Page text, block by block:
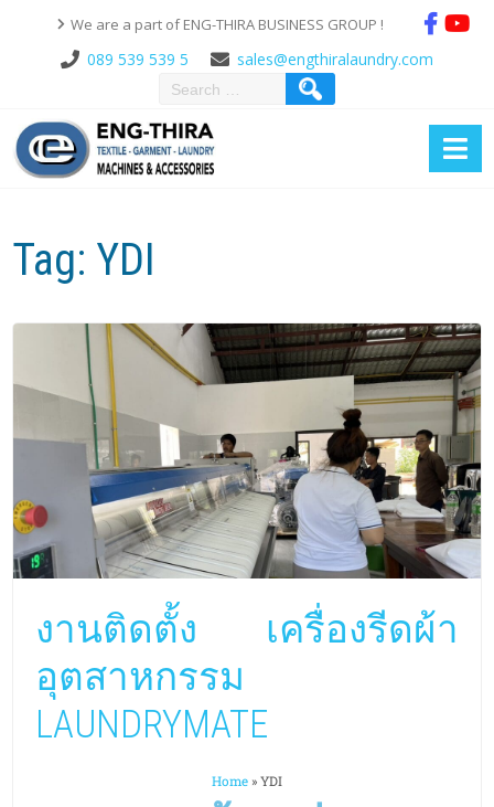
We are a part of ENG-THIRA BUSINESS GROUP !
089 539 539 5 sales@engthiralaundry.com
Tag: YDI
งานติดตั้ง เครื่องรีดผ้า
อุตสาหกรรม
LAUNDRYMATE
Home » YDI